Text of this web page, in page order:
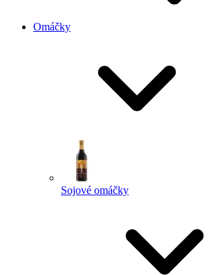
Omáčky
Sojové omáčky